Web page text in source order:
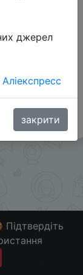
Підтвердіть
джерел
закрити